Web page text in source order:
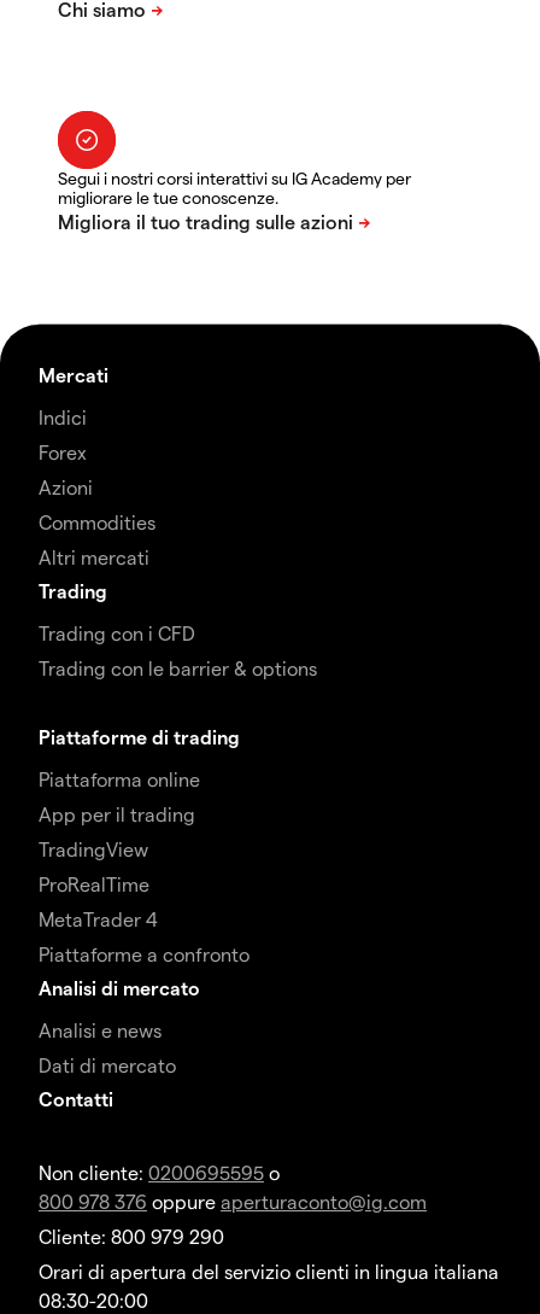
Segui i nostri corsi interattivi su IG Academy per
migliorare le tue conoscenze.
Mercati
Indici
Forex
Azioni
Commodities
Altri mercati
Trading
Trading con i CFD
Trading con le barrier & options
Piattaforme di trading
Piattaforma online
App per il trading
TradingView
ProRealTime
MetaTrader 4
Piattaforme a confronto
Analisi di mercato
Analisi e news
Dati di mercato
Contatti
Non cliente: 0200695595 o
800 978 376 oppure aperturaconto@ig.com
Cliente: 800 979 290
Orari di apertura del servizio clienti in lingua italiana
08:30-20:00